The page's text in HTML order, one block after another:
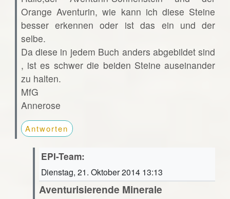
Orange Aventurin, wie kann ich diese Steine
besser erkennen oder ist das ein und der
selbe.
Da diese in jedem Buch anders abgebildet sind
, ist es schwer die beiden Steine auseinander
zu halten.
MfG
Annerose
Antworten
EPI-Team:
Dienstag, 21. Oktober 2014 13:13
Aventurisierende Minerale